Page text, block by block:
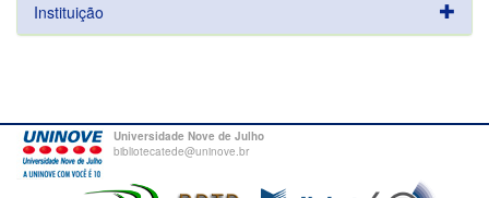
Instituição
Universidade Nove de Julho
bibliotecatede@uninove.br